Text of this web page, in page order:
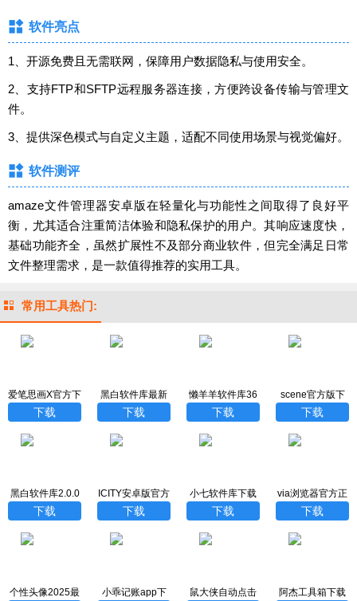
软件亮点
1、开源免费且无需联网，保障用户数据隐私与使用安全。
2、支持FTP和SFTP远程服务器连接，方便跨设备传输与管理文
件。
3、提供深色模式与自定义主题，适配不同使用场景与视觉偏好。
软件测评
amaze文件管理器安卓版在轻量化与功能性之间取得了良好平
衡，尤其适合注重简洁体验和隐私保护的用户。其响应速度快，
基础功能齐全，虽然扩展性不及部分商业软件，但完全满足日常
文件整理需求，是一款值得推荐的实用工具。
常用工具热门:
爱笔思画X官方下
载
下载
黑白软件库最新
版本
下载
懒羊羊软件库36
5新版
下载
scene官方版下
载最新版本
下载
黑白软件库2.0.0
最新版本
下载
ICITY安卓版官方
下载
下载
小七软件库下载
最新版
下载
via浏览器官方正
版
下载
个性头像2025最
小乖记账app下
鼠大侠自动点击
阿杰工具箱下载